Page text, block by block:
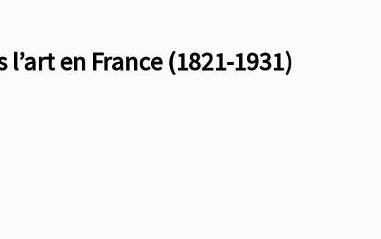
en France (1821-1931)